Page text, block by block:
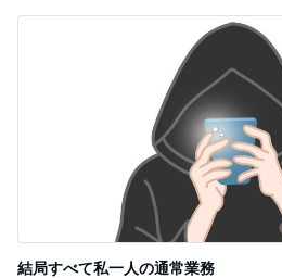
結局すべて私一人の通常業務